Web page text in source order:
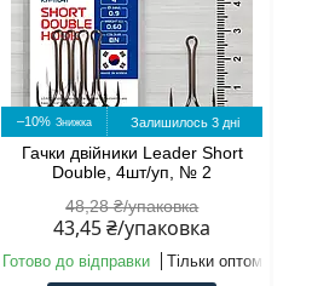
–10% Залишилось 3 дні
Гачки двійники Leader Short
Double, 4шт/уп, № 2
48,28 ₴/упаковка
43,45 ₴/упаковка
Готово до відправки Тільки оптом